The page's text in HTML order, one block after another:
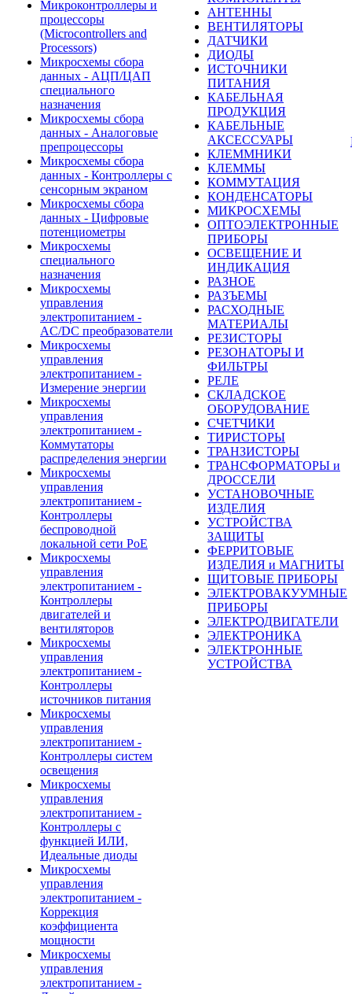
Микроконтроллеры и
процессоры
(Microcontrollers and
Processors)
Микросхемы сбора
данных - АЦП/ЦАП
специального
назначения
Микросхемы сбора
данных - Аналоговые
препроцессоры
Микросхемы сбора
данных - Контроллеры с
сенсорным экраном
Микросхемы сбора
данных - Цифровые
потенциометры
Микросхемы
специального
назначения
Микросхемы
управления
электропитанием -
AC/DC преобразователи
Микросхемы
управления
электропитанием -
Измерение энергии
Микросхемы
управления
электропитанием -
Коммутаторы
распределения энергии
Микросхемы
управления
электропитанием -
Контроллеры
беспроводной
локальной сети PoE
Микросхемы
управления
электропитанием -
Контроллеры
двигателей и
вентиляторов
Микросхемы
управления
электропитанием -
Контроллеры
источников питания
Микросхемы
управления
электропитанием -
Контроллеры систем
освещения
Микросхемы
управления
электропитанием -
Контроллеры с
функцией ИЛИ,
Идеальные диоды
Микросхемы
управления
электропитанием -
Коррекция
коэффициента
мощности
Микросхемы
управления
электропитанием -
АНТЕННЫ
ВЕНТИЛЯТОРЫ
ДАТЧИКИ
ДИОДЫ
ИСТОЧНИКИ
ПИТАНИЯ
КАБЕЛЬНАЯ
ПРОДУКЦИЯ
КАБЕЛЬНЫЕ
АКСЕССУАРЫ
КЛЕММНИКИ
КЛЕММЫ
КОММУТАЦИЯ
КОНДЕНСАТОРЫ
МИКРОСХЕМЫ
ОПТОЭЛЕКТРОННЫЕ
ПРИБОРЫ
ОСВЕЩЕНИЕ И
ИНДИКАЦИЯ
РАЗНОЕ
РАЗЪЕМЫ
РАСХОДНЫЕ
МАТЕРИАЛЫ
РЕЗИСТОРЫ
РЕЗОНАТОРЫ И
ФИЛЬТРЫ
РЕЛЕ
СКЛАДСКОЕ
ОБОРУДОВАНИЕ
СЧЕТЧИКИ
ТИРИСТОРЫ
ТРАНЗИСТОРЫ
ТРАНСФОРМАТОРЫ и
ДРОССЕЛИ
УСТАНОВОЧНЫЕ
ИЗДЕЛИЯ
УСТРОЙСТВА
ЗАЩИТЫ
ФЕРРИТОВЫЕ
ИЗДЕЛИЯ и МАГНИТЫ
ЩИТОВЫЕ ПРИБОРЫ
ЭЛЕКТРОВАКУУМНЫЕ
ПРИБОРЫ
ЭЛЕКТРОДВИГАТЕЛИ
ЭЛЕКТРОНИКА
ЭЛЕКТРОННЫЕ
УСТРОЙСТВА